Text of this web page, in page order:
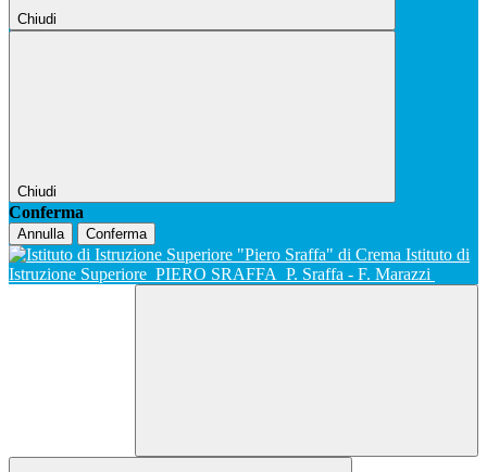
Chiudi
Chiudi
Conferma
Annulla Conferma
Istituto di
Istruzione Superiore PIERO SRAFFA P. Sraffa - F. Marazzi